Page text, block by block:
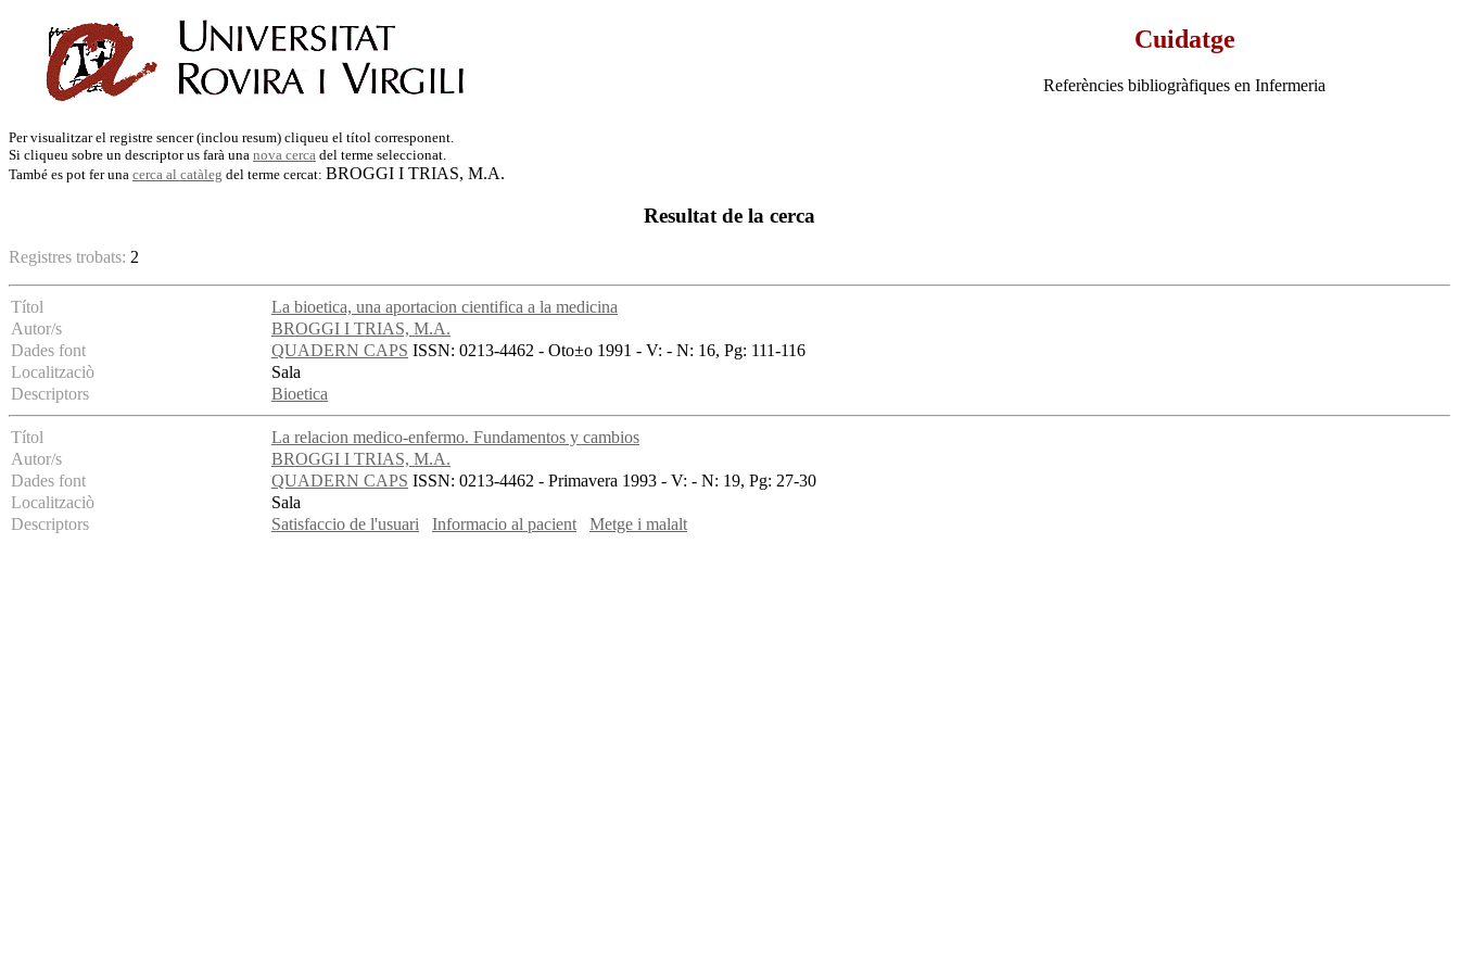
Cuidatge
Referències bibliogràfiques en Infermeria
Per visualitzar el registre sencer (inclou resum) cliqueu el títol corresponent.
Si cliqueu sobre un descriptor us farà una nova cerca del terme seleccionat.
També es pot fer una cerca al catàleg del terme cercat: BROGGI I TRIAS, M.A.
Resultat de la cerca
Registres trobats: 2
Títol
La bioetica, una aportacion cientifica a la medicina
Autor/s
BROGGI I TRIAS, M.A.
Dades font
QUADERN CAPS ISSN: 0213-4462 - Oto±o 1991 - V: - N: 16, Pg: 111-116
Localitzaciò
Sala
Descriptors
Bioetica
Títol
La relacion medico-enfermo. Fundamentos y cambios
Autor/s
BROGGI I TRIAS, M.A.
Dades font
QUADERN CAPS ISSN: 0213-4462 - Primavera 1993 - V: - N: 19, Pg: 27-30
Localitzaciò
Sala
Descriptors
Satisfaccio de l'usuari Informacio al pacient Metge i malalt